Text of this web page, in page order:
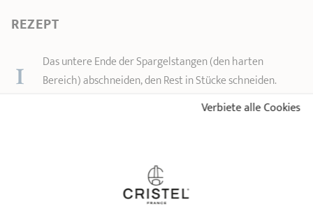
REZEPT
1
Das untere Ende der Spargelstangen (den harten
Bereich) abschneiden, den Rest in Stücke schneiden.
Das Olivenöl in der Cristel-Kasserolle bei mittlerer Stufe
Die Schalotten anschwitzen und die Spargelstücke
Verbiete alle Cookies